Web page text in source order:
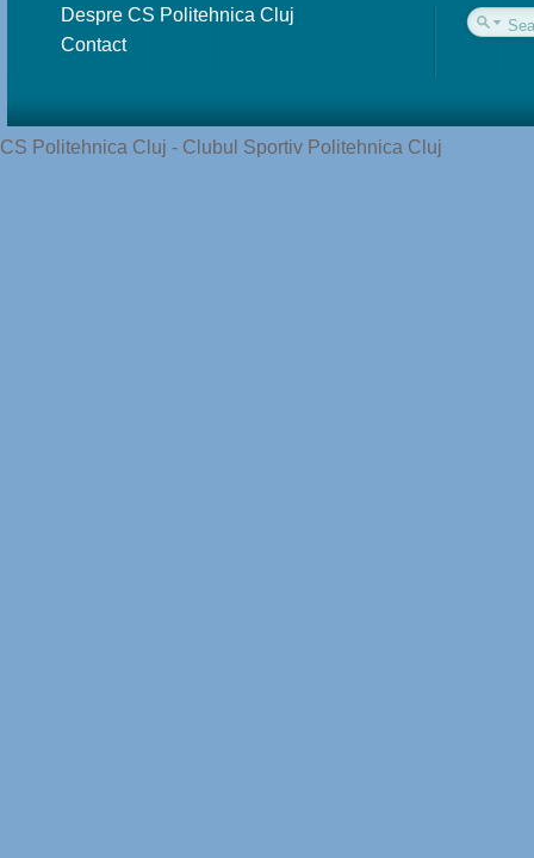
Despre CS Politehnica Cluj
Contact
CS Politehnica Cluj - Clubul Sportiv Politehnica Cluj